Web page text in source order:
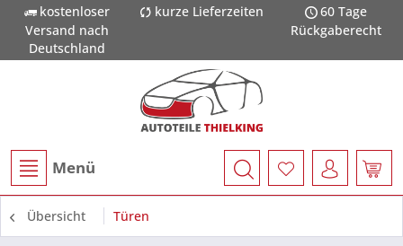
kostenloser
Versand nach
Deutschland
kurze Lieferzeiten
60 Tage
Rückgaberecht
Menü
Übersicht Türen